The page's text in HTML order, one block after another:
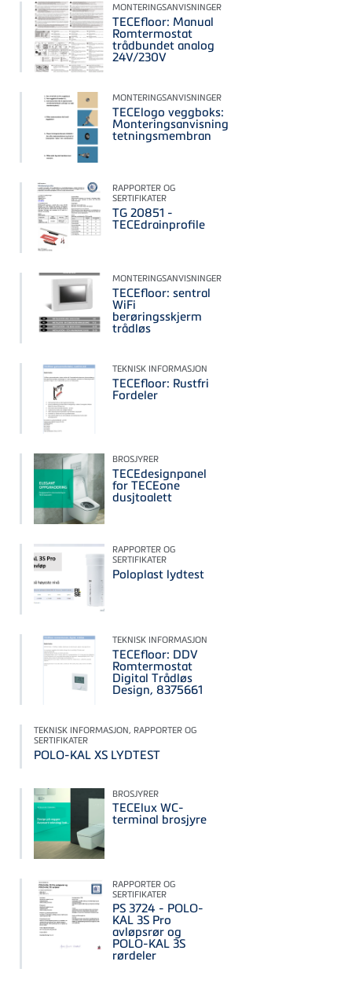
MONTERINGSANVISNINGER
TECEfloor: Manual
Romtermostat
trådbundet analog
24V/230V
MONTERINGSANVISNINGER
TECElogo veggboks:
Monteringsanvisning
tetningsmembran
RAPPORTER OG
SERTIFIKATER
TG 20851 -
TECEdrainprofile
MONTERINGSANVISNINGER
TECEfloor: sentral
WiFi
berøringsskjerm
trådløs
TEKNISK INFORMASJON
TECEfloor: Rustfri
Fordeler
BROSJYRER
TECEdesignpanel
for TECEone
dusjtoalett
RAPPORTER OG
SERTIFIKATER
Poloplast lydtest
TEKNISK INFORMASJON
TECEfloor: DDV
Romtermostat
Digital Trådløs
Design, 8375661
TEKNISK INFORMASJON, RAPPORTER OG
SERTIFIKATER
POLO-KAL XS LYDTEST
BROSJYRER
TECElux WC-
terminal brosjyre
RAPPORTER OG
SERTIFIKATER
PS 3724 - POLO-
KAL 3S Pro
avløpsrør og
POLO-KAL 3S
rørdeler